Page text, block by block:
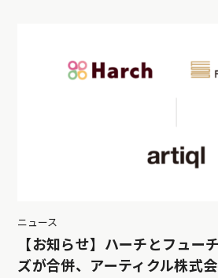
ニュース
【お知らせ】ハーチとフュー
ズが合併、アーティクル株式